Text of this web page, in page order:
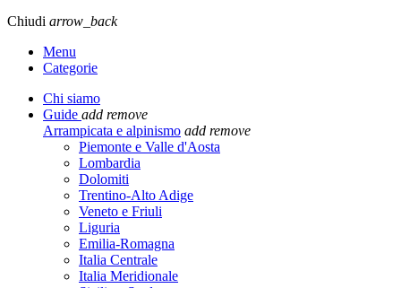
Chiudi arrow_back
Menu
Categorie
Chi siamo
Guide add remove
Arrampicata e alpinismo add remove
Piemonte e Valle d'Aosta
Lombardia
Dolomiti
Trentino-Alto Adige
Veneto e Friuli
Liguria
Emilia-Romagna
Italia Centrale
Italia Meridionale